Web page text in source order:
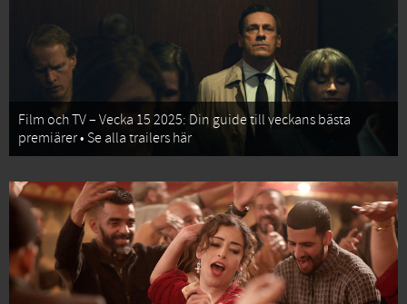
Film och TV – Vecka 15 2025: Din guide till veckans bästa
premiärer • Se alla trailers här